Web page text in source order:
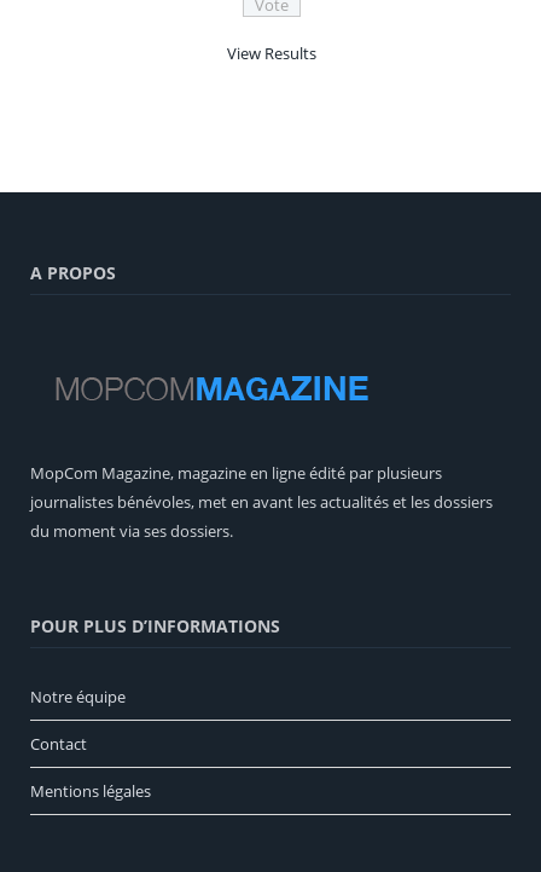
View Results
A PROPOS
MopCom Magazine, magazine en ligne édité par plusieurs
journalistes bénévoles, met en avant les actualités et les dossiers
du moment via ses dossiers.
POUR PLUS D’INFORMATIONS
Notre équipe
Contact
Mentions légales